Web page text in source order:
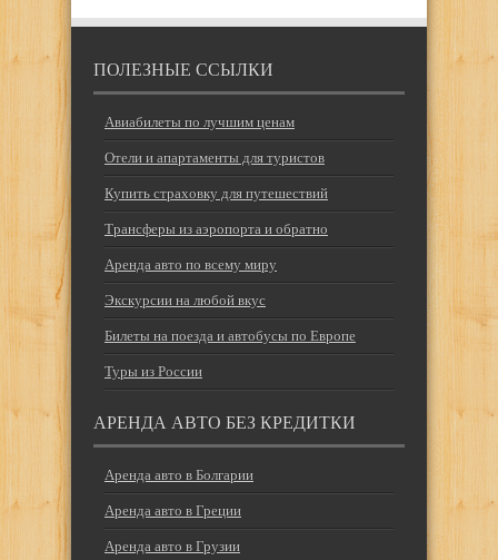
ПОЛЕЗНЫЕ ССЫЛКИ
Авиабилеты по лучшим ценам
Отели и апартаменты для туристов
Купить страховку для путешествий
Трансферы из аэропорта и обратно
Аренда авто по всему миру
Экскурсии на любой вкус
Билеты на поезда и автобусы по Европе
Туры из России
АРЕНДА АВТО БЕЗ КРЕДИТКИ
Аренда авто в Болгарии
Аренда авто в Греции
Аренда авто в Грузии